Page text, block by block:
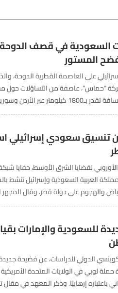
السعودية في قصف
المستور
على العاصمة القطرية الدوحة،
“حماس”، عاصفة من التساؤلات حول
التي قطعت مسافة تقدر بـ1800 كيلومتر عبر
صحت هذه المعطيات، فإنها تفتح الباب...
سعودي إسرائيلي
لقضايا الشرق الأوسط، خفايا
العربية السعودية وإسرائيل تنشط
والهجوم على دولة قطر. وقال المجهر
مالية ضخمة من السعودية يذهب...
للسعودية والإمارات
الدولي للدراسات، عن فضيحة جديدة
حملة لوبي في الولايات المتحدة
باعتباره إرهابيًا. وذكر المعهد في مقال